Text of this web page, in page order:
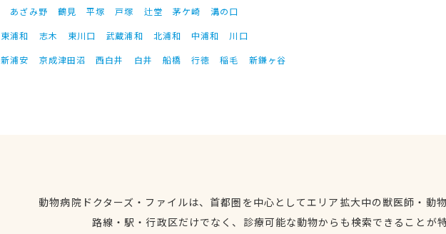
あざみ野 鶴見 平塚 戸塚 辻堂 茅ケ崎
溝の口
東浦和 志木 東川口 武蔵浦和 北浦和 中浦和
川口
新浦安 京成津田沼 西白井 白井 船橋 行徳 稲毛 新鎌ヶ谷
動物病院ドクターズ・ファイルは、首都圏を中心としてエリア拡大中の獣医師・動
路線・駅・行政区だけでなく、診療可能な動物からも検索できることが